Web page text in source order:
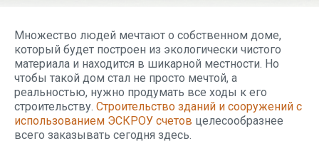
Множество людей мечтают о собственном доме,
который будет построен из экологически чистого
материала и находится в шикарной местности. Но
чтобы такой дом стал не просто мечтой, а
реальностью, нужно продумать все ходы к его
строительству. Строительство зданий и сооружений с
использованием ЭСКРОУ счетов целесообразнее
всего заказывать сегодня здесь.